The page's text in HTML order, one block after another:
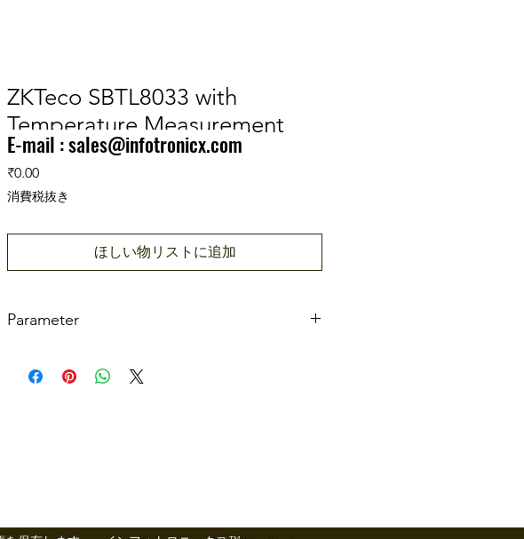
ZKTeco SBTL8033 with
Temperature Measurement
₹0.00価格
消費税抜き
ほしい物リストに追加
Parameter
Power Requirements
E-mail :sales@infotronicx.com